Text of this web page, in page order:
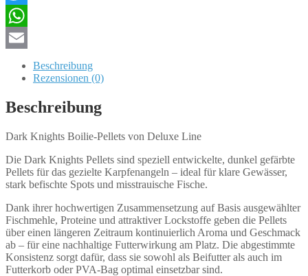
Twitter
WhatsApp
Beschreibung
Rezensionen (0)
Beschreibung
Dark Knights Boilie-Pellets von Deluxe Line
Die Dark Knights Pellets sind speziell entwickelte, dunkel gefärbte
Pellets für das gezielte Karpfenangeln – ideal für klare Gewässer,
stark befischte Spots und misstrauische Fische.
Dank ihrer hochwertigen Zusammensetzung auf Basis ausgewählter
Fischmehle, Proteine und attraktiver Lockstoffe geben die Pellets
über einen längeren Zeitraum kontinuierlich Aroma und Geschmack
ab – für eine nachhaltige Futterwirkung am Platz. Die abgestimmte
Konsistenz sorgt dafür, dass sie sowohl als Beifutter als auch im
Futterkorb oder PVA-Bag optimal einsetzbar sind.